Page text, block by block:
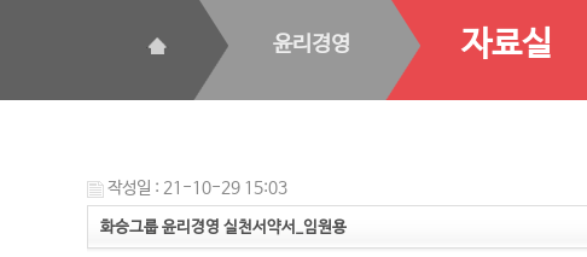
윤리경영 자료실
작성일 : 21-10-29 15:03
화승그룹 윤리경영 실천서약서_임원용